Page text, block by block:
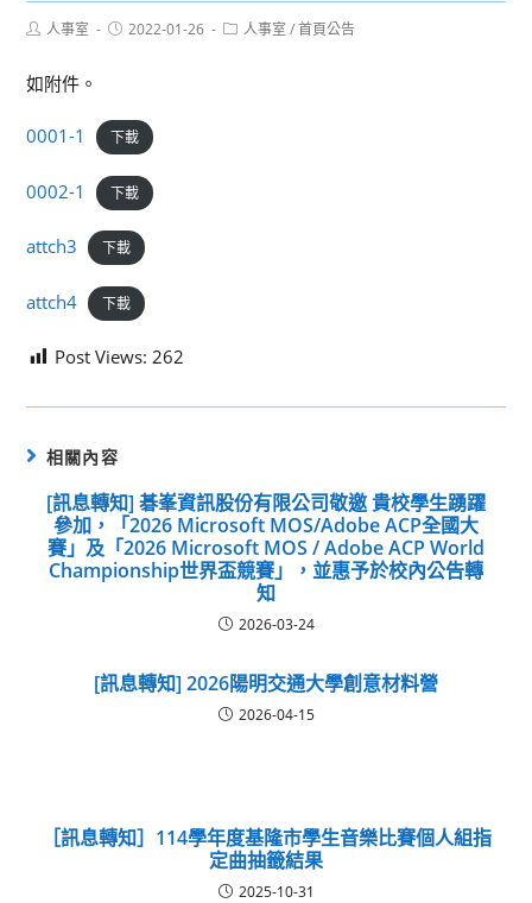
Post人事室
Post2022-01-26
Post人事室 / 首頁公告
如附件。
0001-1 下載
0002-1 下載
attch3 下載
attch4 下載
Post Views: 262
相關內容
[訊息轉知] 碁峯資訊股份有限公司敬邀 貴校學生踴躍
參加，「2026 Microsoft MOS/Adobe ACP全國大
賽」及「2026 Microsoft MOS / Adobe ACP World
Championship世界盃競賽」，並惠予於校內公告轉
知
2026-03-24
[訊息轉知] 2026陽明交通大學創意材料營
2026-04-15
［訊息轉知］114學年度基隆市學生音樂比賽個人組指
定曲抽籤結果
2025-10-31